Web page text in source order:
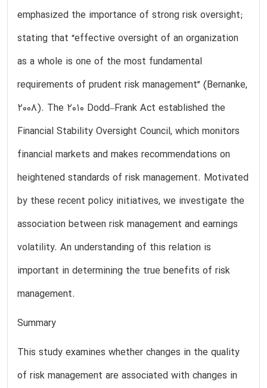
emphasized the importance of strong risk oversight;
stating that “effective oversight of an organization
as a whole is one of the most fundamental
requirements of prudent risk management” (Bernanke,
2008). The 2010 Dodd–Frank Act established the
Financial Stability Oversight Council, which monitors
financial markets and makes recommendations on
heightened standards of risk management. Motivated
by these recent policy initiatives, we investigate the
association between risk management and earnings
volatility. An understanding of this relation is
important in determining the true benefits of risk
management.
Summary
This study examines whether changes in the quality
of risk management are associated with changes in